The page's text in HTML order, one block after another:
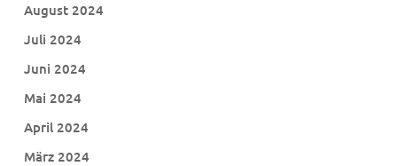
August 2024
Juli 2024
Juni 2024
Mai 2024
April 2024
März 2024